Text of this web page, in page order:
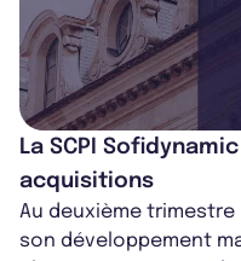
La SCPI
acquisitions
Au deuxième trimestre
son développement